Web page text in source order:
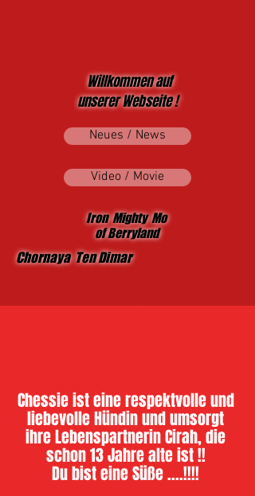
Willkommen auf
unserer Webseite !
Neues / News
Video / Movie
Iron Mighty Mo
of Berryland
Chornaya Ten Dimar
Chessie ist eine respektvolle und
liebevolle Hündin und umsorgt
ihre Lebenspartnerin Cirah, die
schon 13 Jahre alte ist !!
Du bist eine Süße ....!!!!